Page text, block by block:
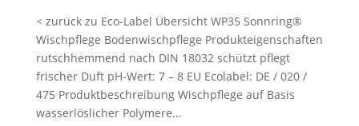
< zurück zu Eco-Label Übersicht WP35 Sonnring®
Wischpflege Bodenwischpflege Produkteigenschaften
rutschhemmend nach DIN 18032 schützt pflegt
frischer Duft pH-Wert: 7 – 8 EU Ecolabel: DE / 020 /
475 Produktbeschreibung Wischpflege auf Basis
wasserlöslicher Polymere...